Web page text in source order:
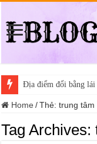
Địa điểm đổi bằng lái
Home / Thẻ:trung tâm
Tag Archives: